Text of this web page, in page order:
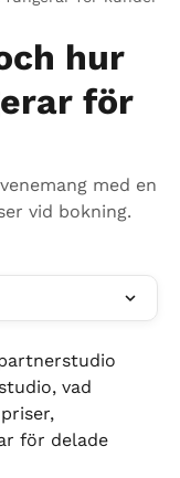
hur
för
med en
vid bokning.
vad
för delade